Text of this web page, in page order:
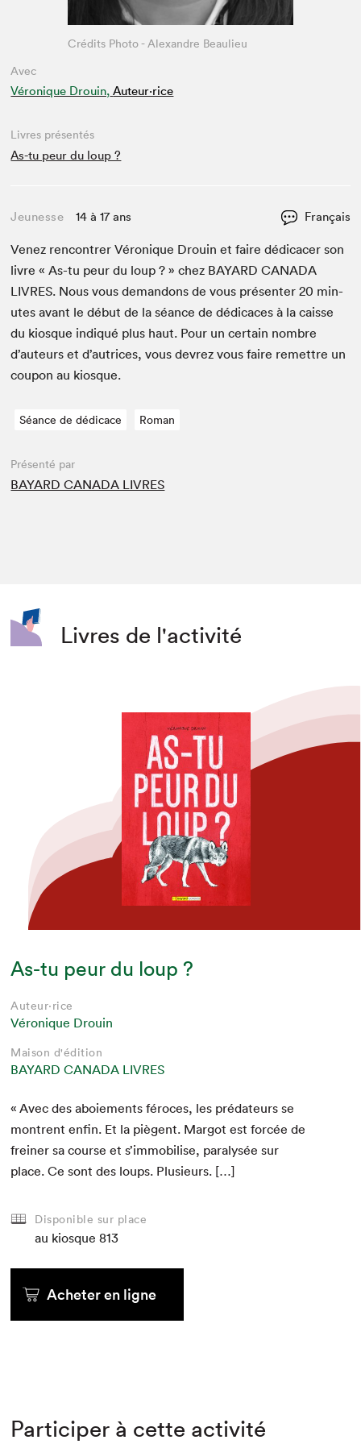
Avec
Véronique Drouin, Auteur·rice
Crédits Photo - Alexandre Beaulieu
Livres présentés
As-tu peur du loup ?
Jeunesse 14 à 17 ans Français
Venez ren­con­tr­er Véronique Drouin et faire dédi­cac­er son
livre « As-tu peur du loup ? » chez BAYARD CANA­DA
LIVRES. Nous vous deman­dons de vous présen­ter20 min­
utes avant le début de la séance de dédi­caces à la caisse
du kiosque indiqué plus haut. Pour un cer­tain nom­bre
d’auteurs et d’autrices, vous devrez vous faire remet­tre un
coupon au kiosque.
Séance de dédicace Roman
Présenté par
BAYARD CANADA LIVRES
Livres de l'activité
As-tu peur du loup ?
Auteur·rice
Véronique Drouin
Maison d'édition
BAYARD CANADA LIVRES
« Avec des aboiements féro­ces, les pré­da­teurs se
mon­trent enfin. Et la piè­gent. Mar­got est for­cée de
frein­er sa course et s’immobilise, ­paralysée sur
place. Ce sont des loups. Plusieurs. […]
Disponible sur place
au kiosque 813
Acheter en ligne
Participer à cette activité